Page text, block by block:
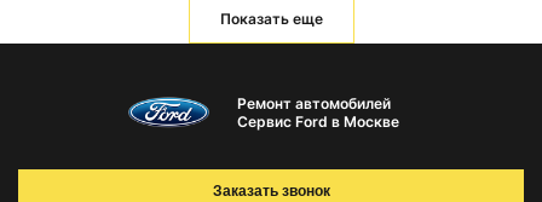
Показать еще
Ремонт автомобилей
Сервис Ford в Москве
Заказать звонок